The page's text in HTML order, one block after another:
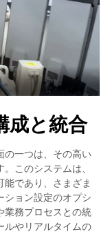
成と統合
の一つは、その高い
このシステムは、
であり、さまざま
ション設定のオプシ
業務プロセスとの統
ルやリアルタイムの